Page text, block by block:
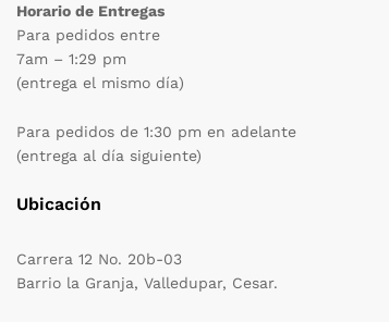
Horario de Entregas
Para pedidos entre
7am – 1:29 pm
(entrega el mismo día)
Para pedidos de 1:30 pm en adelante
(entrega al día siguiente)
Ubicación
Carrera 12 No. 20b-03
Barrio la Granja, Valledupar, Cesar.